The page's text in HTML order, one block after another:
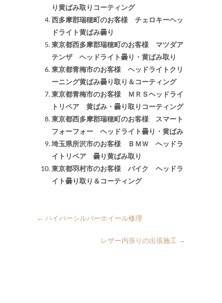
り黄ばみ取りコーティング
西多摩郡瑞穂町のお客様 チェロキーヘッ
ドライト黄ばみ曇り
東京都西多摩郡瑞穂町のお客様 マツダア
テンザ ヘッドライト曇り・黄ばみ取り
東京都青梅市のお客様 ヘッドライトクリ
ーニング黄ばみ曇り取り＆コーティング
東京都青梅市のお客様 ＭＲＳヘッドライ
トリペア 黄ばみ・曇り取りコーティング
東京都西多摩郡瑞穂町のお客様 スマート
フォーフォー ヘッドライト曇り・黄ばみ
埼玉県所沢市のお客様 ＢＭＷ ヘッドラ
イトリペア 曇り黄ばみ取り
東京都羽村市のお客様 バイク ヘッドラ
イト曇り取り＆コーティング
← ハイパーシルバーホイール修理
レザー内張りの出張施工 →